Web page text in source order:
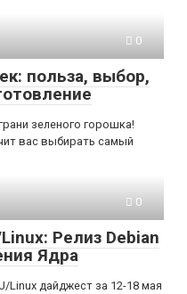
0
польза, выбор,
зеленого горошка!
вас выбирать самый
0
Релиз Debian
Ядра
Linux дайджест за 12-18 мая